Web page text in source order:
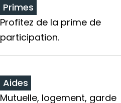
Primes
Profitez de la prime de
participation.
Aides
Mutuelle, logement, garde